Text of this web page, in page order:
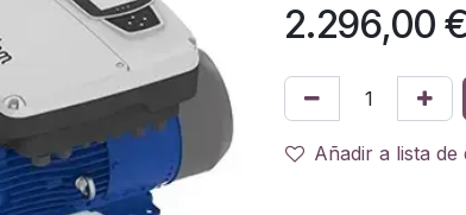
2.296,00 €
Añadir a lista de